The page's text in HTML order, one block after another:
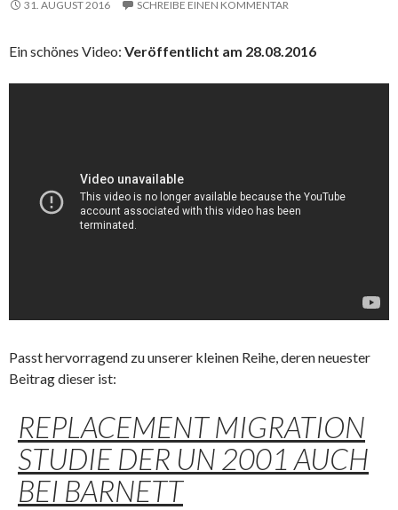
31. AUGUST 2016 SCHREIBE EINEN KOMMENTAR
Ein schönes Video: Veröffentlicht am 28.08.2016
Passt hervorragend zu unserer kleinen Reihe, deren neuester
Beitrag dieser ist:
REPLACEMENT MIGRATION
STUDIE DER UN 2001 AUCH
BEI BARNETT